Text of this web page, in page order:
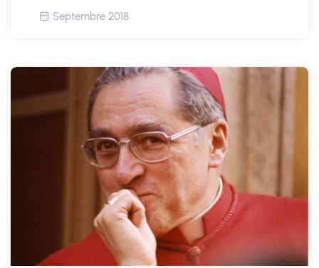
Septembre 2018